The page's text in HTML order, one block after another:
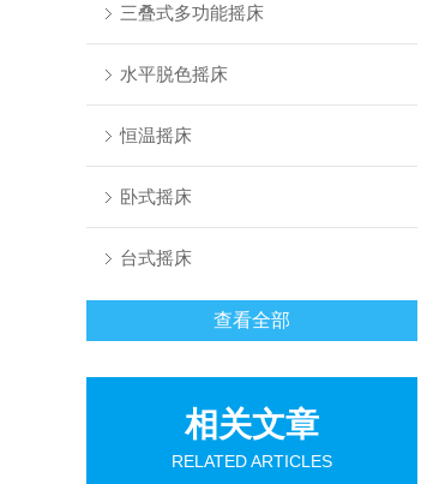
三叠式多功能摇床
水平脱色摇床
恒温摇床
卧式摇床
台式摇床
查看全部
相关文章
RELATED ARTICLES